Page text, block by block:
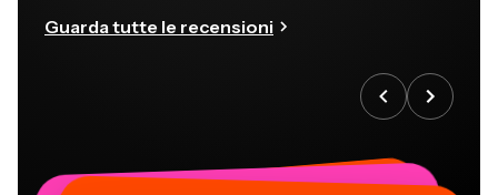
Guarda tutte le recensioni